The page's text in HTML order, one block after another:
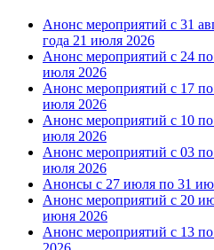
Анонс мероприятий с 31
года 21 июля 2026
Анонс мероприятий с 24 по
июля 2026
Анонс мероприятий с 17 по
июля 2026
Анонс мероприятий с 10 по
июля 2026
Анонс мероприятий с 03 по
июля 2026
Анонсы с 27 июля по 31
Анонс мероприятий с 20
июня 2026
Анонс мероприятий с 13